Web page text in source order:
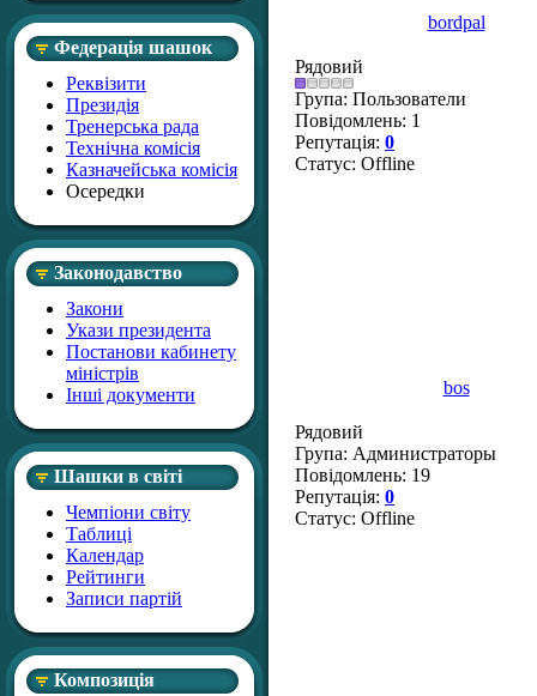
Федерація шашок
Реквізити
Президія
Тренерська рада
Технічна комісія
Казначейська комісія
Осередки
Законодавство
Закони
Укази президента
Постанови кабинету
міністрів
Інші документи
Шашки в світі
Чемпіони світу
Таблиці
Календар
Рейтинги
Записи партій
Композиція
bordpal
Рядовий
Група: Пользователи
Повідомлень: 1
Репутація: 0
Статус: Offline
bos
Рядовий
Група: Администраторы
Повідомлень: 19
Репутація: 0
Статус: Offline